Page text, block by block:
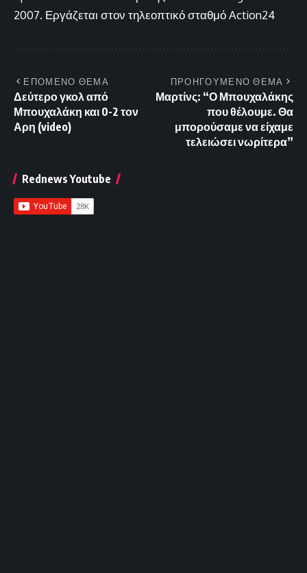
2007. Εργάζεται στον τηλεοπτικό σταθμό Action24
ΕΠΟΜΕΝΟ ΘΕΜΑ
Δεύτερο γκολ από
Μπουχαλάκη και 0-2 τον
Αρη (video)
ΠΡΟΗΓΟΥΜΕΝΟ ΘΕΜΑ
Μαρτίνς: “Ο Μπουχαλάκης
που θέλουμε. Θα
μπορούσαμε να είχαμε
τελειώσει νωρίτερα”
Rednews Youtube